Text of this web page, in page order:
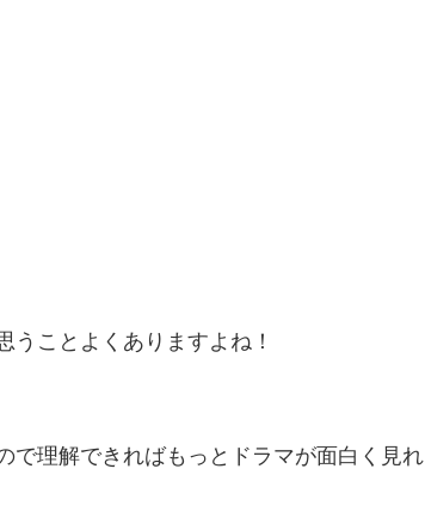
ことよくありますよね！
で理解できればもっとドラマが面白く見れ